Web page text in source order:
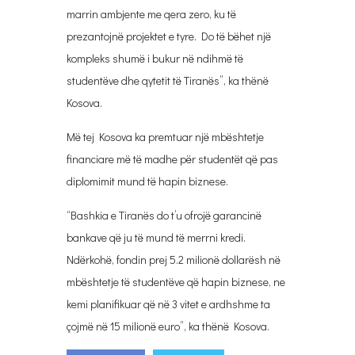
marrin ambjente me qera zero, ku të
prezantojnë projektet e tyre. Do të bëhet një
kompleks shumë i bukur në ndihmë të
studentëve dhe qytetit të Tiranës”, ka thënë
Kosova.
Më tej Kosova ka premtuar një mbështetje
financiare më të madhe për studentët që pas
diplomimit mund të hapin biznese.
“Bashkia e Tiranës do t’u ofrojë garancinë
bankave që ju të mund të merrni kredi.
Ndërkohë, fondin prej 5.2 milionë dollarësh në
mbështetje të studentëve që hapin biznese, ne
kemi planifikuar që në 3 vitet e ardhshme ta
çojmë në 15 milionë euro”, ka thënë Kosova.